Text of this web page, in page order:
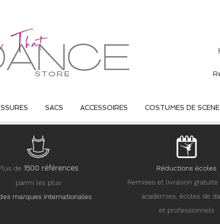
SACS ACCESSOIRES COSTUMES DE SCENE
de 1500 références
parmi les plus
marques internationales
Réductions écoles
Remises et livraison gratuite
académies, écoles de
et professionnels